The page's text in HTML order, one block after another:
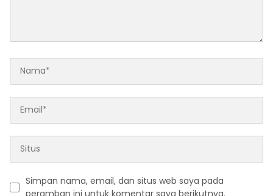
Simpan nama, email, dan situs web saya pada
peramban ini untuk komentar saya berikutnya.